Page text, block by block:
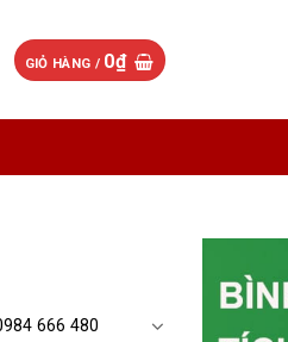
GIỎ HÀNG / 0₫
666 480